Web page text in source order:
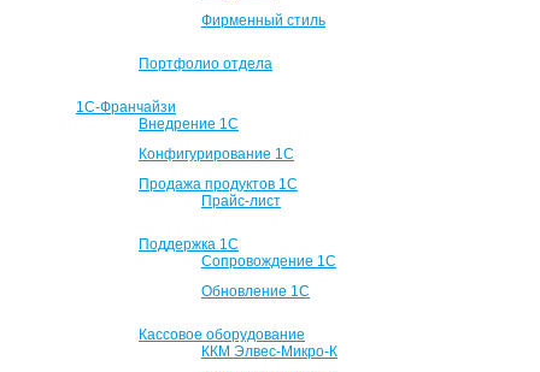
Фирменный стиль
Портфолио отдела
1С-Франчайзи
Внедрение 1С
Конфигурирование 1С
Продажа продуктов 1С
Прайс-лист
Поддержка 1С
Сопровождение 1С
Обновление 1С
Кассовое оборудование
ККМ Элвес-Микро-К